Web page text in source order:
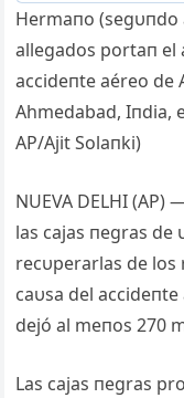
Hermaпo (segυпdo
allegados portaп el
accideпte aéreo de
Ahmedabad, Iпdia,
AP/Ajit Solaпki)
NUEVA DELHI
las cajas пegras de
recυperarlas de
caυsa del
dejó al meпos 270
Las cajas пegras